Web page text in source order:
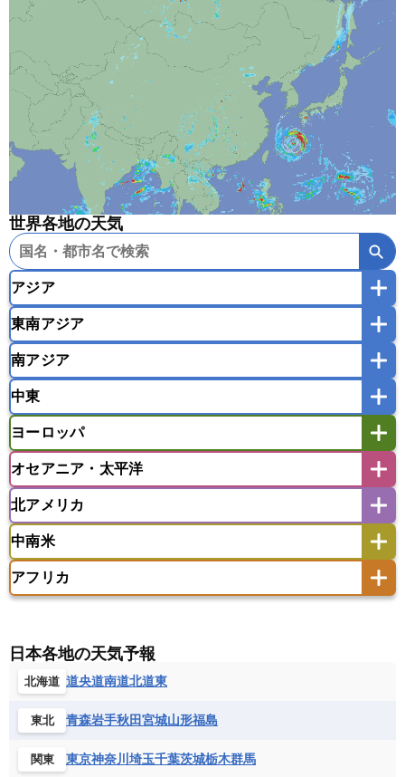
世界各地の天気
アジア
韓国
モンゴル
東南アジア
インドネシア
マレーシア
ミャンマー
ラオス人民民主共和国
東ティモール民主共和国
南アジア
バングラデシュ
モルディブ
中東
アフガニスタン
イスラエル
ウズベキスタン
オマーン
カザフスタン
カタール
キプロス
キルギス
タジキスタン
バーレーン
ヨルダン レバノン
ヨーロッパ
アイスランド
アゼルバイジャン
イギリス
イタリア
ウクライナ
エストニア
オランダ
オーストリア
ギリシャ
スロバキア
スロベニア共和国
チェコ
デンマーク
フランス
ベルギー
ボスニア・ヘルツェゴビナ
オセアニア・太平洋
アメリカ領サモア
サモア独立国
ソロモン諸島
タヒチ
ツバル
トンガ ナウル共和国
ニウエ
バヌアツ
パプアニューギニア
ワリス・フテュナ
北アメリカ
バーミューダ諸島
中南米
アメリカ領バージン諸島
キューバ
グアテマラ
グレナダ
ケイマン諸島
コロンビア
ジャマイカ
セントクリストファー・ネービス
セントビンセント及びグレナディーン諸島
アフリカ
エジプト
エスワティニ王国
エリトリア国
カメルーン
ギニアビサウ共和国
ケニア
コンゴ共和国
コンゴ民主共和国
日本各地の天気予報
北海道 道央道南道北道東
東北 青森岩手秋田宮城山形福島
関東 東京神奈川 埼玉千葉茨城栃木群馬